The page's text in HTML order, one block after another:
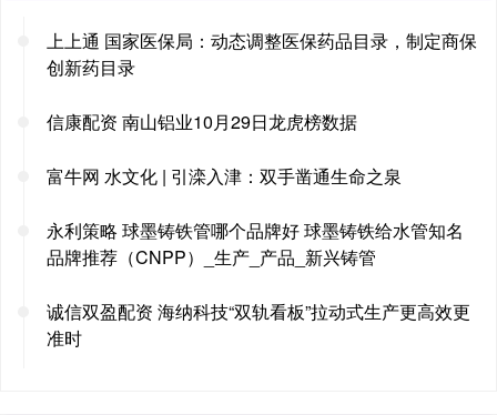
上上通 国家医保局：动态调整医保药品目录，制定商保
创新药目录
信康配资 南山铝业10月29日龙虎榜数据
富牛网 水文化 | 引滦入津：双手凿通生命之泉
永利策略 球墨铸铁管哪个品牌好 球墨铸铁给水管知名
品牌推荐（CNPP）_生产_产品_新兴铸管
诚信双盈配资 海纳科技“双轨看板”拉动式生产更高效更
准时